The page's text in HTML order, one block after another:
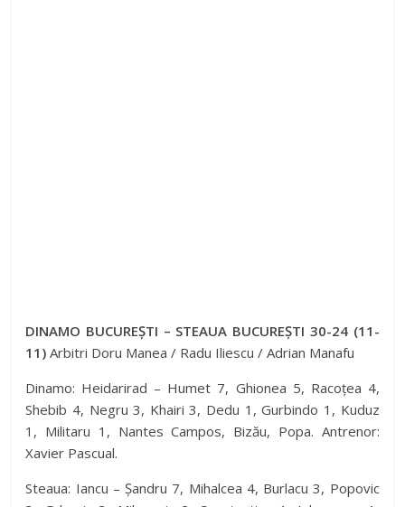
DINAMO BUCUREȘTI – STEAUA BUCUREȘTI 30-24 (11-
11) Arbitri Doru Manea / Radu Iliescu / Adrian Manafu
Dinamo: Heidarirad – Humet 7, Ghionea 5, Racoțea 4,
Shebib 4, Negru 3, Khairi 3, Dedu 1, Gurbindo 1, Kuduz
1, Militaru 1, Nantes Campos, Bizău, Popa. Antrenor:
Xavier Pascual.
Steaua: Iancu – Șandru 7, Mihalcea 4, Burlacu 3, Popovic